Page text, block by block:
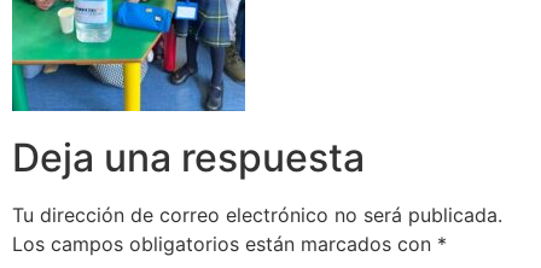
Deja una respuesta
Tu dirección de correo electrónico no será publicada.
Los campos obligatorios están marcados con *